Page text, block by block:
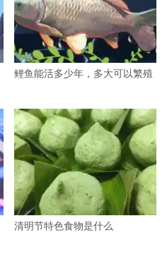
鲤鱼能活多少年，多大可以繁殖
清明节特色食物是什么